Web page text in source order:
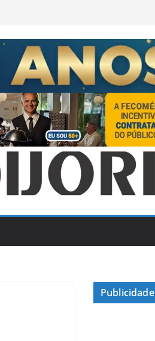
Publicidade